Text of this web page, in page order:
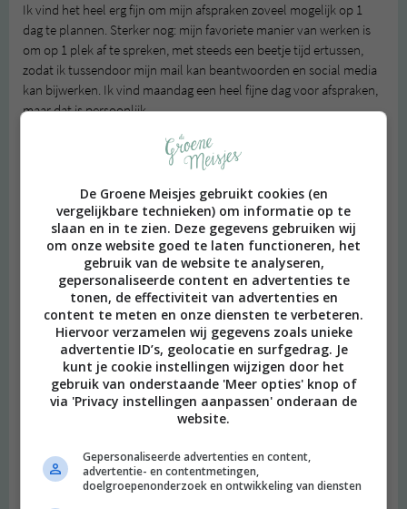
Ik vind het heel erg fijn om mijn afspraken zoveel mogelijk op 1
dag te plannen. Sterker nog: mijn favoriete manier van werken is
om op 1 plek af te spreken, met steeds een beetje tijd ertussen,
zodat ik tussendoor mijn mail kan beantwoorden en social media
kan bijwerken. Ik vind maandag een heel fijne dag voor afspraken,
maar dat is persoonlijk.
Bel- en Skypeafspraken probeer ik ook zoveel mogelijk op 1 dag te
plannen, zodat ik weet dat ik in de buurt van mijn telefoon/laptop
voor Skype moet zijn. Ik probeer dit niet te veel tussendoor te
plannen, omdat ik graag een dagdeel of een hele dag aan ons blog
werk en het lastig is als je tussendoor alsmaar moet stoppen om
een telefoongesprek te voeren. Natuurlijk kun je er niet altijd
omheen, en gebeld word ik toch wel, maar je kunt het in ieder
geval proberen. Grenzen aangeven is helemaal niet erg (en ook
niet zo moeilijk als het lijkt,) om te doen.
Stel prioriteiten. Soms, wanneer ik naar mijn agenda kijk en zie dat
letterlijk elk dagdeel is volgepland en het me even te veel wordt,
dan ga ik dingen afzeggen. Ik doe dat zonder smoesjes of vage
excuses. Ik heb geleerd om eerlijk te zeggen: ik heb mijn agenda te
vol gepland en ik moet dingen schrappen, anders red ik het
allemaal niet. Ik weet dat het lastig is om dit te doen, en vroeger
bedacht ik altijd allerlei uitwegen, maar echt, gun jezelf dit. Kijk
naar welke afspraken écht door moeten gaan en naar welke
De Groene Meisjes gebruikt cookies (en
vergelijkbare technieken) om informatie op te
slaan en in te zien. Deze gegevens gebruiken wij
om onze website goed te laten functioneren, het
gebruik van de website te analyseren,
gepersonaliseerde content en advertenties te
tonen, de effectiviteit van advertenties en
content te meten en onze diensten te verbeteren.
Hiervoor verzamelen wij gegevens zoals unieke
advertentie ID’s, geolocatie en surfgedrag. Je
kunt je cookie instellingen wijzigen door het
gebruik van onderstaande 'Meer opties' knop of
via 'Privacy instellingen aanpassen' onderaan de
website.
Gepersonaliseerde advertenties en content,
advertentie- en contentmetingen,
doelgroepenonderzoek en ontwikkeling van diensten